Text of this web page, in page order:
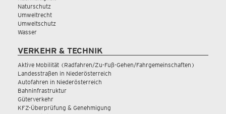
Naturschutz
Umweltrecht
Umweltschutz
Wasser
VERKEHR & TECHNIK
Aktive Mobilität (Radfahren/Zu-Fuß-Gehen/Fahrgemeinschaften)
Landesstraßen in Niederösterreich
Autofahren in Niederösterreich
Bahninfrastruktur
Güterverkehr
KFZ-Überprüfung & Genehmigung